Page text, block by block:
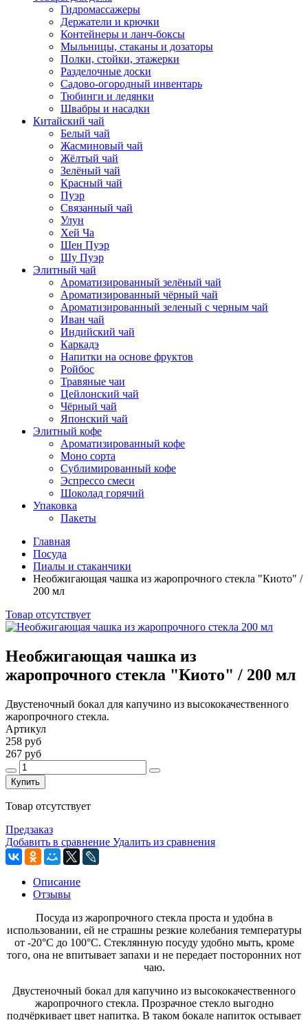
Гидромассажеры
Держатели и крючки
Контейнеры и ланч-боксы
Мыльницы, стаканы и дозаторы
Полки, стойки, этажерки
Разделочные доски
Садово-огородный инвентарь
Тюбинги и ледянки
Швабры и насадки
Китайский чай
Белый чай
Жасминовый чай
Жёлтый чай
Зелёный чай
Красный чай
Пуэр
Связанный чай
Улун
Хей Ча
Шен Пуэр
Шу Пуэр
Элитный чай
Ароматизированный зелёный чай
Ароматизированный чёрный чай
Ароматизированный зеленый с черным чай
Иван чай
Индийский чай
Каркадэ
Напитки на основе фруктов
Ройбос
Травяные чаи
Цейлонский чай
Чёрный чай
Японский чай
Элитный кофе
Ароматизированный кофе
Моно сорта
Сублимированный кофе
Эспрессо смеси
Шоколад горячий
Упаковка
Пакеты
Главная
Посуда
Пиалы и стаканчики
Необжигающая чашка из жаропрочного стекла "Киото" /
200 мл
Товар отсутствует
Необжигающая чашка из
жаропрочного стекла "Киото" / 200 мл
Двустеночный бокал для капучино из высококачественного
жаропрочного стекла.
Артикул
258 руб
267 руб
Купить
Товар отсутствует
Предзаказ
Добавить в сравнение Удалить из сравнения
Описание
Отзывы
Посуда из жаропрочного стекла проста и удобна в
использовании, ей не страшны резкие колебания температуры
от -20°C до 100°C. Стеклянную посуду удобно мыть, кроме
того, она не впитывает запахи и не передает посторонних нот
чаю.
Двустеночный бокал для капучино из высококачественного
жаропрочного стекла. Прозрачное стекло выгодно
подчёркивает цвет напитка. В таком бокале напиток остывает